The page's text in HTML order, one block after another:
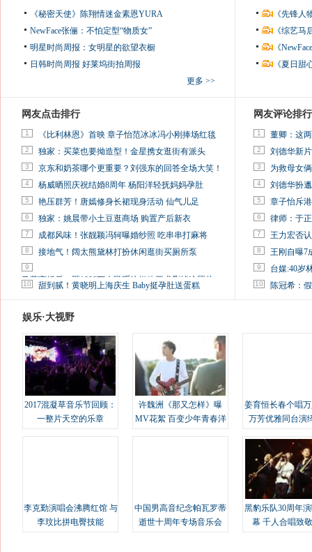
《秘密天使》陈翔情迷金素恩YURA
NewFace张俪：不怕定型“物质女”
明星时尚周报：女明星的欲望衣橱
日韩时尚周报 好莱坞街拍周报
更多 >>
《先锋
《综艺
《
《夏日
网友点击排行
1 《比利林恩》首映 章子怡范冰冰冯小刚捧场红毯
2 独家：买菜也要拗造型！金星携女逛街有派头
3 京东和奶茶哪个更重要？刘强东的回答全场大笑！
4 杨威晒照庆祝结婚8周年 杨阳洋轻抚妈妈孕肚
5 艳压群芳！唐嫣修身长裙现身活动 仙气儿足
6 独家：姚晨带小土豆逛商场 购置产后新衣
7 成都风味！张靓颖冯轲曝婚纱照 吃串串打麻将
8 接地气！阔太熊黛林打扮休闲逛街买厕所泵
9
马蓉离婚后，砸1000万人民币给媒体要求删掉这照片
10 甜到腻！黄晓明上海庆生 Baby挺孕肚送蛋糕
网友评论排行
1 董卿：这
2 刘德华新
3 为救母女
4 刘德华扮
5 章子怡斥
6 律师：于
7 王力宏否
8 王刚自曝7
9 台媒:40岁
10 陈冠希：
娱乐·大视野
2017混凝草音乐节回顾：
一整片天空的乐章
许魏洲《那又怎样》曝
MV花絮 百变少年青春洋
姜育恒长春个唱
万芳优雅同台演
李克勤演唱会沸腾红馆 与
李玟比拼电臀技能
中国男高音纪念帕瓦罗蒂
逝世十周年专场音乐会
黑豹乐队30周年
幕 千人合唱致